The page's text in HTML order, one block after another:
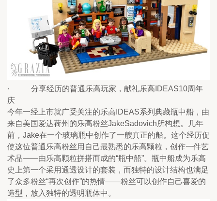
·           分享经历的普通乐高玩家，献礼乐高IDEAS10周年
庆
今年一经上市就广受关注的乐高IDEAS系列典藏瓶中船，由
来自美国爱达荷州的乐高粉丝JakeSadovich所构想。几年
前，Jake在一个玻璃瓶中创作了一艘真正的船。这个经历促
使这位普通乐高粉丝用自己最熟悉的乐高颗粒，创作一件艺
术品——由乐高颗粒拼搭而成的“瓶中船”。瓶中船成为乐高
史上第一个采用通透设计的套装，而独特的设计结构也满足
了众多粉丝“再次创作”的热情——粉丝可以创作自己喜爱的
造型，放入独特的透明瓶体中。